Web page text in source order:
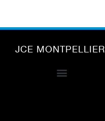
JCE MONTPELLIER